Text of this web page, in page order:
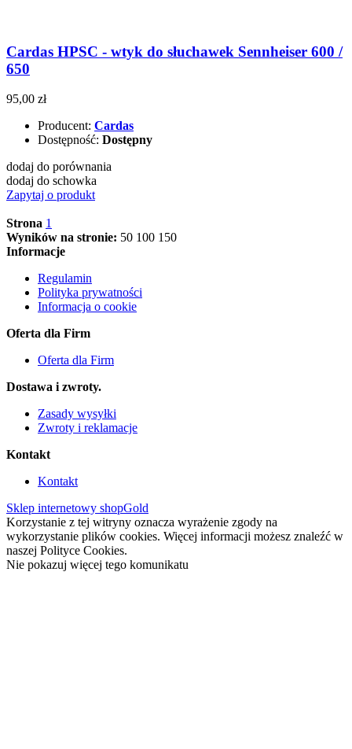
Cardas HPSC - wtyk do słuchawek Sennheiser 600 /
650
95,00 zł
Producent: Cardas
Dostępność: Dostępny
dodaj do porównania
dodaj do schowka
Zapytaj o produkt
Strona 1
Wyników na stronie: 50 100 150
Informacje
Regulamin
Polityka prywatności
Informacja o cookie
Oferta dla Firm
Oferta dla Firm
Dostawa i zwroty.
Zasady wysyłki
Zwroty i reklamacje
Kontakt
Kontakt
Sklep internetowy shopGold
Korzystanie z tej witryny oznacza wyrażenie zgody na
wykorzystanie plików cookies. Więcej informacji możesz znaleźć w
naszej Polityce Cookies.
Nie pokazuj więcej tego komunikatu